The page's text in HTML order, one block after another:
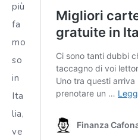
più
fa
mo
so
in
Ita
lia,
ve